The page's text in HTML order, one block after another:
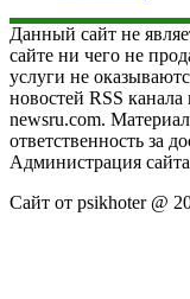
Данный сайт не
сайте ни чего не
услуги не
новостей RSS
newsru.com.
ответственность за
Администрация сайта
Сайт от psikhoter @